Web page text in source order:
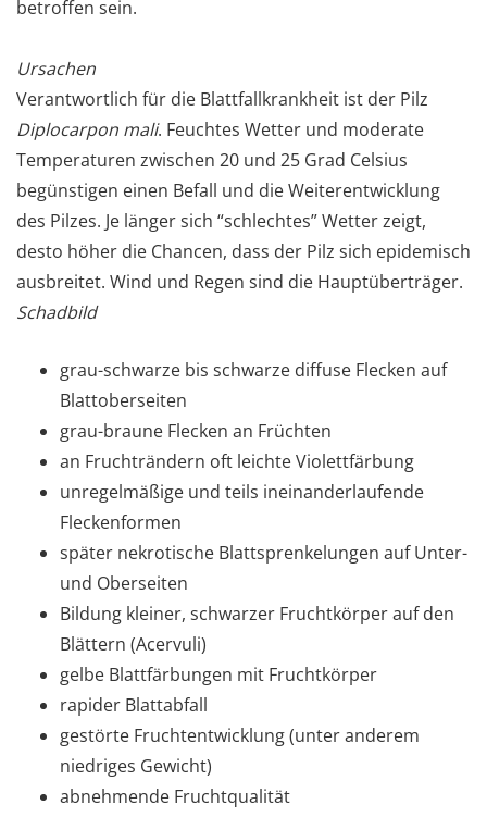
betroffen sein.
Ursachen
Verantwortlich für die Blattfallkrankheit ist der Pilz
Diplocarpon mali. Feuchtes Wetter und moderate
Temperaturen zwischen 20 und 25 Grad Celsius
begünstigen einen Befall und die Weiterentwicklung
des Pilzes. Je länger sich “schlechtes” Wetter zeigt,
desto höher die Chancen, dass der Pilz sich epidemisch
ausbreitet. Wind und Regen sind die Hauptüberträger.
Schadbild
grau-schwarze bis schwarze diffuse Flecken auf
Blattoberseiten
grau-braune Flecken an Früchten
an Fruchträndern oft leichte Violettfärbung
unregelmäßige und teils ineinanderlaufende
Fleckenformen
später nekrotische Blattsprenkelungen auf Unter-
und Oberseiten
Bildung kleiner, schwarzer Fruchtkörper auf den
Blättern (Acervuli)
gelbe Blattfärbungen mit Fruchtkörper
rapider Blattabfall
gestörte Fruchtentwicklung (unter anderem
niedriges Gewicht)
abnehmende Fruchtqualität